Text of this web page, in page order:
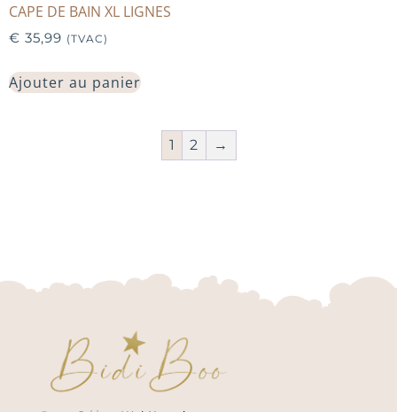
CAPE DE BAIN XL LIGNES
€ 35,99 (TVAC)
Ajouter au panier
1 2 →